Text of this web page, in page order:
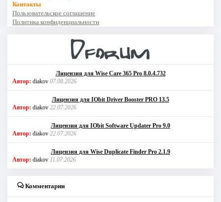
Контакты
Пользовательское соглашение
Политика конфиденциальности
Лицензия для Wise Care 365 Pro 8.0.4.732
Автор: diakov 07.08.2026
Лицензия для IObit Driver Booster PRO 13.5
Автор: diakov 22.07.2026
Лицензия для IObit Software Updater Pro 9.0
Автор: diakov 22.07.2026
Лицензия для Wise Duplicate Finder Pro 2.1.9
Автор: diakov 11.07.2026
Комментарии